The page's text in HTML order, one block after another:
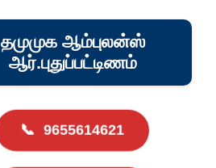
தமுமுக ஆம்புலன்ஸ்
ஆர்.புதுப்பட்டிணம்
📞 9655614621